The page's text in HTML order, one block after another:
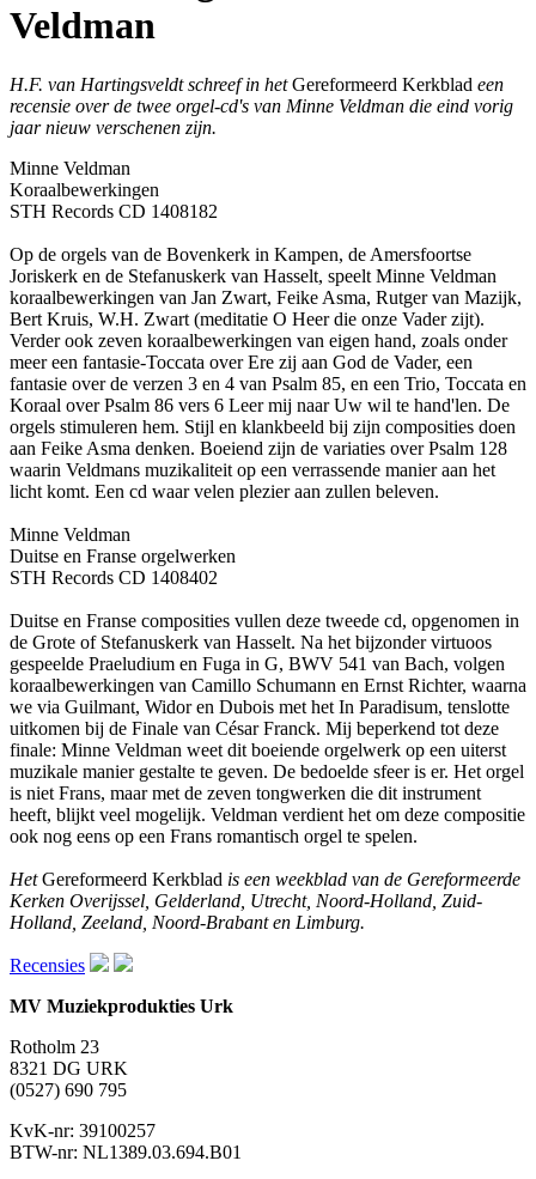
Veldman
H.F. van Hartingsveldt schreef in hetGereformeerd Kerkblad een
recensie over de twee orgel-cd's van Minne Veldman die eind vorig
jaar nieuw verschenen zijn.
Minne Veldman
Koraalbewerkingen
STH Records CD 1408182
Op de orgels van de Bovenkerk in Kampen, de Amersfoortse
Joriskerk en de Stefanuskerk van Hasselt, speelt Minne Veldman
koraalbewerkingen van Jan Zwart, Feike Asma, Rutger van Mazijk,
Bert Kruis, W.H. Zwart (meditatie O Heer die onze Vader zijt).
Verder ook zeven koraalbewerkingen van eigen hand, zoals onder
meer een fantasie-Toccata over Ere zij aan God de Vader, een
fantasie over de verzen 3 en 4 van Psalm 85, en een Trio, Toccata en
Koraal over Psalm 86 vers 6 Leer mij naar Uw wil te hand'len. De
orgels stimuleren hem. Stijl en klankbeeld bij zijn composities doen
aan Feike Asma denken. Boeiend zijn de variaties over Psalm 128
waarin Veldmans muzikaliteit op een verrassende manier aan het
licht komt. Een cd waar velen plezier aan zullen beleven.
Minne Veldman
Duitse en Franse orgelwerken
STH Records CD 1408402
Duitse en Franse composities vullen deze tweede cd, opgenomen in
de Grote of Stefanuskerk van Hasselt. Na het bijzonder virtuoos
gespeelde Praeludium en Fuga in G, BWV 541 van Bach, volgen
koraalbewerkingen van Camillo Schumann en Ernst Richter, waarna
we via Guilmant, Widor en Dubois met het In Paradisum, tenslotte
uitkomen bij de Finale van César Franck. Mij beperkend tot deze
finale: Minne Veldman weet dit boeiende orgelwerk op een uiterst
muzikale manier gestalte te geven. De bedoelde sfeer is er. Het orgel
is niet Frans, maar met de zeven tongwerken die dit instrument
heeft, blijkt veel mogelijk. Veldman verdient het om deze compositie
ook nog eens op een Frans romantisch orgel te spelen.
HetGereformeerd Kerkblad is een weekblad van de Gereformeerde
Kerken Overijssel, Gelderland, Utrecht, Noord-Holland, Zuid-
Holland, Zeeland, Noord-Brabant en Limburg.
Recensies
MV Muziekprodukties Urk
Rotholm 23
8321 DG URK
(0527) 690 795
KvK-nr: 39100257
BTW-nr: NL1389.03.694.B01